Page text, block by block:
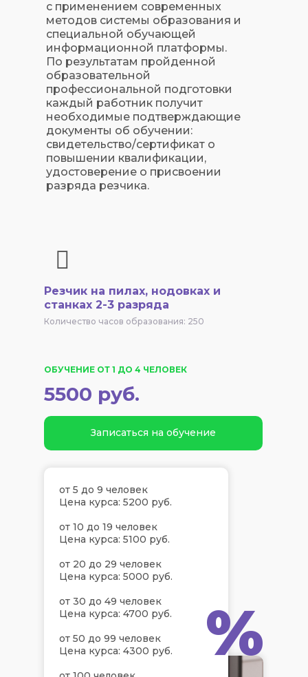
с применением современных
методов системы образования и
специальной обучающей
информационной платформы.
По результатам пройденной
образовательной
профессиональной подготовки
каждый работник получит
необходимые подтверждающие
документы об обучении:
свидетельство/сертификат о
повышении квалификации,
удостоверение о присвоении
разряда резчика.
Резчик на пилах, нодовках и
станках 2-3 разряда
Количество часов образования: 250
Записаться на обучение
ОБУЧЕНИЕ ОТ 1 ДО 4 ЧЕЛОВЕК
5500 руб.
от 5 до 9 человек
Цена курса: 5200 руб.
от 10 до 19 человек
Цена курса: 5100 руб.
от 20 до 29 человек
Цена курса: 5000 руб.
от 30 до 49 человек
Цена курса: 4700 руб.
от 50 до 99 человек
Цена курса: 4300 руб.
%